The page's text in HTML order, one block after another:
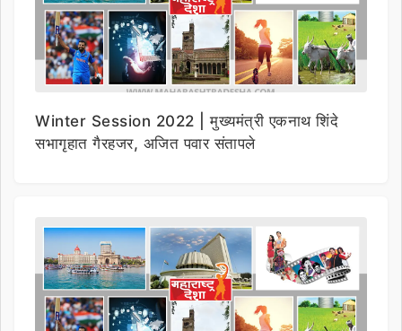
Winter Session 2022 | मुख्यमंत्री एकनाथ शिंदे
सभागृहात गैरहजर, अजित पवार संतापले